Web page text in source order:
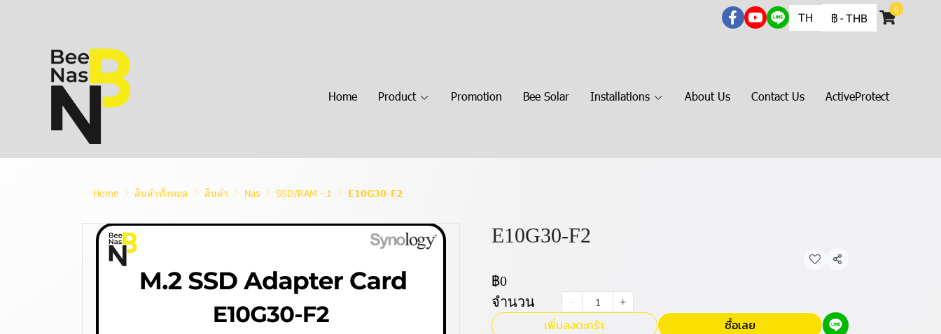
TH ฿ - THB
0
Home Product Promotion Bee Solar Installations About Us Contact Us ActiveProtect
Home สินค้าทั้งหมด สินค้า Nas SSD/RAM - 1 E10G30-F2
E10G30-F2
แชร์
฿0
จำนวน
เพิ่มลงตะกร้า ซื้อเลย